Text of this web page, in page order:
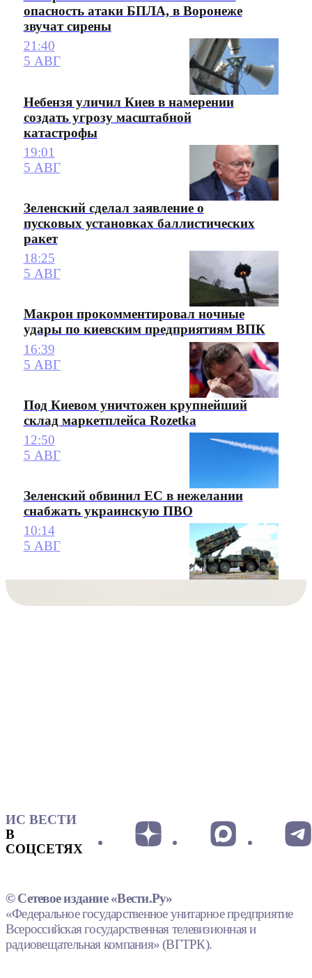
опасность атаки БПЛА, в Воронеже
звучат сирены
21:40
5 АВГ
Небензя уличил Киев в намерении
создать угрозу масштабной
катастрофы
19:01
5 АВГ
Зеленский сделал заявление о
пусковых установках баллистических
ракет
18:25
5 АВГ
Макрон прокомментировал ночные
удары по киевским предприятиям ВПК
16:39
5 АВГ
Под Киевом уничтожен крупнейший
склад маркетплейса Rozetka
12:50
5 АВГ
Зеленский обвинил ЕС в нежелании
снабжать украинскую ПВО
10:14
5 АВГ
ИС ВЕСТИ
В
СОЦСЕТЯХ
© Сетевое издание «Вести.Ру»
«Федеральное государственное унитарное предприятие
Всероссийская государственная телевизионная и
радиовещательная компания» (ВГТРК).